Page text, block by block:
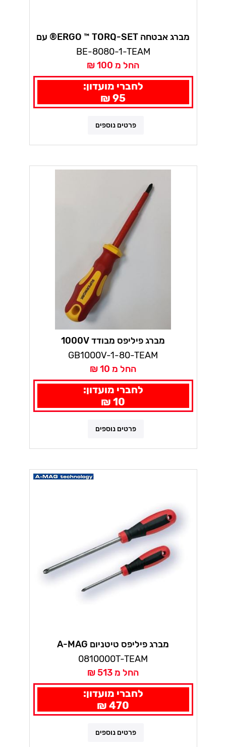
מברג אבטחה ERGO ™ TORQ-SET® עם
ידית תלת קומפוננט בקו
BE-8080-1-TEAM
החל מ 100 ₪
לחברי מועדון:
95 ₪
פרטים נוספים
מברג פיליפס מבודד 1000V
GB1000V-1-80-TEAM
החל מ 10 ₪
לחברי מועדון:
10 ₪
פרטים נוספים
מברג פיליפס טיטניום A-MAG
0810000T-TEAM
החל מ 513 ₪
לחברי מועדון:
470 ₪
פרטים נוספים